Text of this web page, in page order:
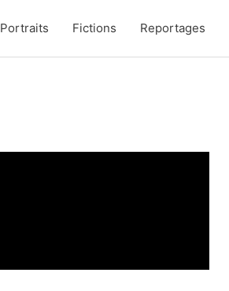
Portraits Fictions Reportages